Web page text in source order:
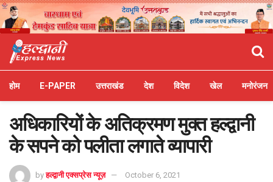
होम E-PAPER उत्तराखंड देश विदेश खेल मनोरंजन
अधिकारियों के अतिक्रमण मुक्त हल्द्वानी
के सपने को पलीता लगाते व्यापारी
by हल्द्वानी एक्सप्रेस न्यूज़ October 6, 2021